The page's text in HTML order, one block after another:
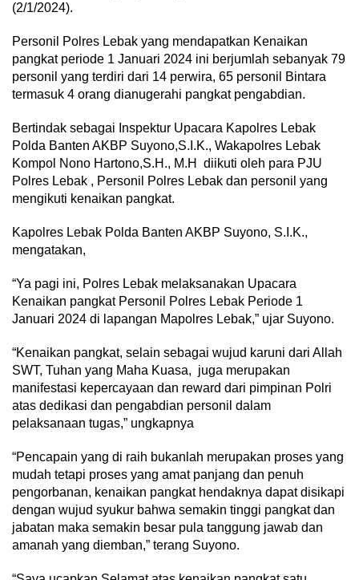
(2/1/2024).
Personil Polres Lebak yang mendapatkan Kenaikan
pangkat periode 1 Januari 2024 ini berjumlah sebanyak 79
personil yang terdiri dari 14 perwira, 65 personil Bintara
termasuk 4 orang dianugerahi pangkat pengabdian.
Bertindak sebagai Inspektur Upacara Kapolres Lebak
Polda Banten AKBP Suyono,S.I.K., Wakapolres Lebak
Kompol Nono Hartono,S.H., M.H diikuti oleh para PJU
Polres Lebak , Personil Polres Lebak dan personil yang
mengikuti kenaikan pangkat.
Kapolres Lebak Polda Banten AKBP Suyono, S.I.K.,
mengatakan,
“Ya pagi ini, Polres Lebak melaksanakan Upacara
Kenaikan pangkat Personil Polres Lebak Periode 1
Januari 2024 di lapangan Mapolres Lebak,” ujar Suyono.
“Kenaikan pangkat, selain sebagai wujud karuni dari Allah
SWT, Tuhan yang Maha Kuasa, juga merupakan
manifestasi kepercayaan dan reward dari pimpinan Polri
atas dedikasi dan pengabdian personil dalam
pelaksanaan tugas,” ungkapnya
“Pencapain yang di raih bukanlah merupakan proses yang
mudah tetapi proses yang amat panjang dan penuh
pengorbanan, kenaikan pangkat hendaknya dapat disikapi
dengan wujud syukur bahwa semakin tinggi pangkat dan
jabatan maka semakin besar pula tanggung jawab dan
amanah yang diemban,” terang Suyono.